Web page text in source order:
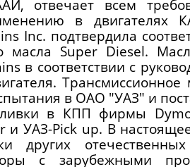
отвечает всем
в двигателях
Inc. подтвердила
масла Super Diesel.
в соответствии с
Трансмиссионное
в ОАО "УАЗ" и
в КПП фирмы
и УАЗ-Pick up. В
других
с зарубежными